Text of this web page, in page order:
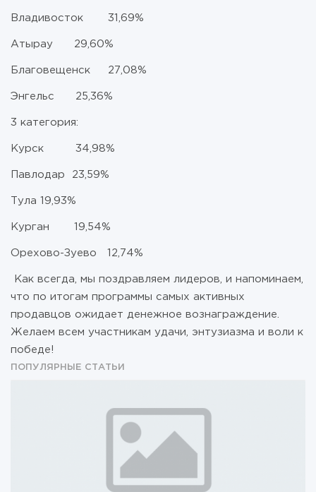
Владивосток 31,69%
Атырау 29,60%
Благовещенск 27,08%
Энгельс 25,36%
3 категория:
Курск 34,98%
Павлодар 23,59%
Тула 19,93%
Курган 19,54%
Орехово-Зуево 12,74%
Как всегда, мы поздравляем лидеров, и напоминаем,
что по итогам программы самых активных
продавцов ожидает денежное вознаграждение.
Желаем всем участникам удачи, энтузиазма и воли к
победе!
ПОПУЛЯРНЫЕ СТАТЬИ